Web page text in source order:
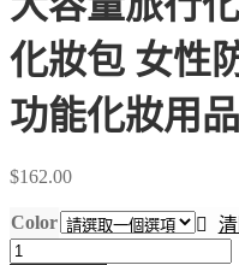
化妝包 女性
功能化妝用
$162.00
Color
大